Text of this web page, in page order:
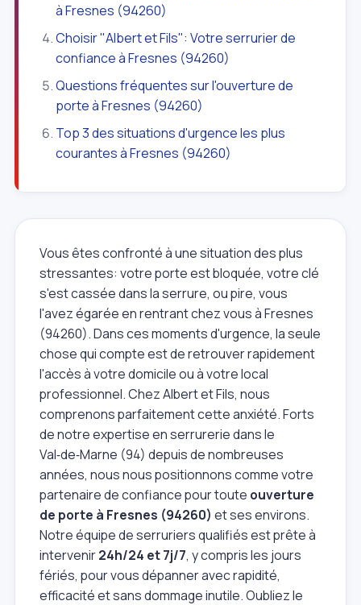
à Fresnes (94260)
Choisir "Albert et Fils": Votre serrurier de
confiance à Fresnes (94260)
Questions fréquentes sur l'ouverture de
porte à Fresnes (94260)
Top 3 des situations d'urgence les plus
courantes à Fresnes (94260)
Vous êtes confronté à une situation des plus
stressantes: votre porte est bloquée, votre clé
s'est cassée dans la serrure, ou pire, vous
l'avez égarée en rentrant chez vous à Fresnes
(94260). Dans ces moments d'urgence, la seule
chose qui compte est de retrouver rapidement
l'accès à votre domicile ou à votre local
professionnel. Chez Albert et Fils, nous
comprenons parfaitement cette anxiété. Forts
de notre expertise en serrurerie dans le
Val‑de‑Marne (94) depuis de nombreuses
années, nous nous positionnons comme votre
partenaire de confiance pour toute ouverture
de porte à Fresnes (94260) et ses environs.
Notre équipe de serruriers qualifiés est prête à
intervenir24h/24 et 7j/7, y compris les jours
fériés, pour vous dépanner avec rapidité,
efficacité et sans dommage inutile. Oubliez le